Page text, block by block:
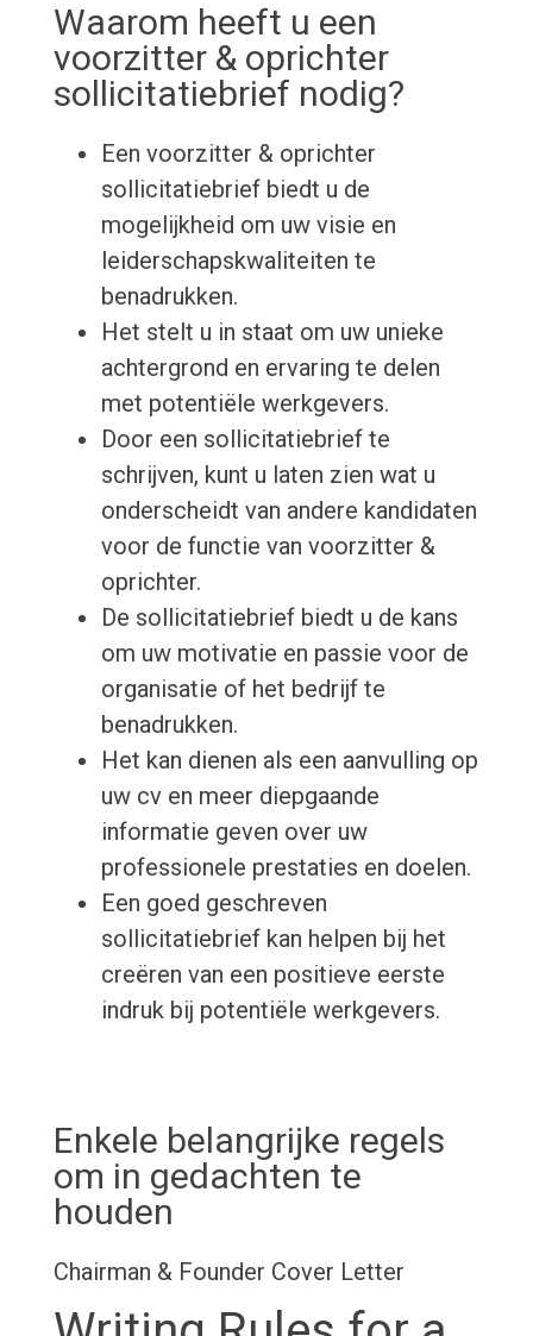
Waarom heeft u een
voorzitter & oprichter
sollicitatiebrief nodig?
Een voorzitter & oprichter
sollicitatiebrief biedt u de
mogelijkheid om uw visie en
leiderschapskwaliteiten te
benadrukken.
Het stelt u in staat om uw unieke
achtergrond en ervaring te delen
met potentiële werkgevers.
Door een sollicitatiebrief te
schrijven, kunt u laten zien wat u
onderscheidt van andere kandidaten
voor de functie van voorzitter &
oprichter.
De sollicitatiebrief biedt u de kans
om uw motivatie en passie voor de
organisatie of het bedrijf te
benadrukken.
Het kan dienen als een aanvulling op
uw cv en meer diepgaande
informatie geven over uw
professionele prestaties en doelen.
Een goed geschreven
sollicitatiebrief kan helpen bij het
creëren van een positieve eerste
indruk bij potentiële werkgevers.
Enkele belangrijke regels
om in gedachten te
houden
Chairman & Founder Cover Letter